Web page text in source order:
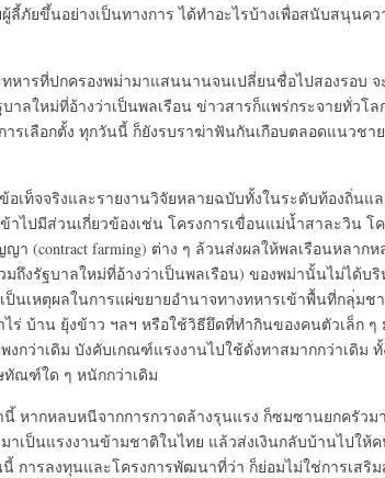
ผู้ลี้ภัยขึ้นอย่างเป็นทางการ ได้ทำอะไรบ้างเพื่อสนับสนุนคว
หารที่ปกครองพม่ามาแสนนานจนเปลี่ยนชื่อไปสองรอบ
าลใหม่ที่อ้างว่าเป็นพลเรือน ข่าวสารก็แพร่กระจายทั่วโล
ารเลือกตั้ง ทุกวันนี้ ก็ยังรบราฆ่าฟันกันเกือบตลอดแนวชา
อเท็จจริงและรายงานวิจัยหลายฉบับทั้งในระดับท้องถิ่นแ
าไปมีส่วนเกี่ยวข้องเช่น โครงการเขื่อนแม่น้ำสาละวิน โ
า (contract farming) ต่าง ๆ ล้วนส่งผลให้พลเรือนหลากห
ถึงรัฐบาลใหม่ที่อ้างว่าเป็นพลเรือน) ของพม่านั้นไม่ได้บริ
ป็นเหตุผลในการแผ่ขยายอำนาจทางทหารเข้าพื้นที่กลุมช
ไร่ บ้าน ยุ้งข้าว ฯลฯ หรือใช้วิธียึดที่ทำกินของคนตัวเล็ก ๆ
งกว่าเดิม บังคับเกณฑ์แรงงานไปใช้ดั่งทาสมากกว่าเดิม
ทัณฑ์ใด ๆ หนักกว่าเดิม
นี หากหลบหนีจากการกวาดล้างรุนแรง ก็ซมซานยกครัวม
าเป็นแรงงานข้ามชาติในไทย แล้วส่งเงินกลับบ้านไปให้
นี้ การลงทุนและโครงการพัฒนาที่ว่า ก็ย่อมไม่ใช่การเสริ